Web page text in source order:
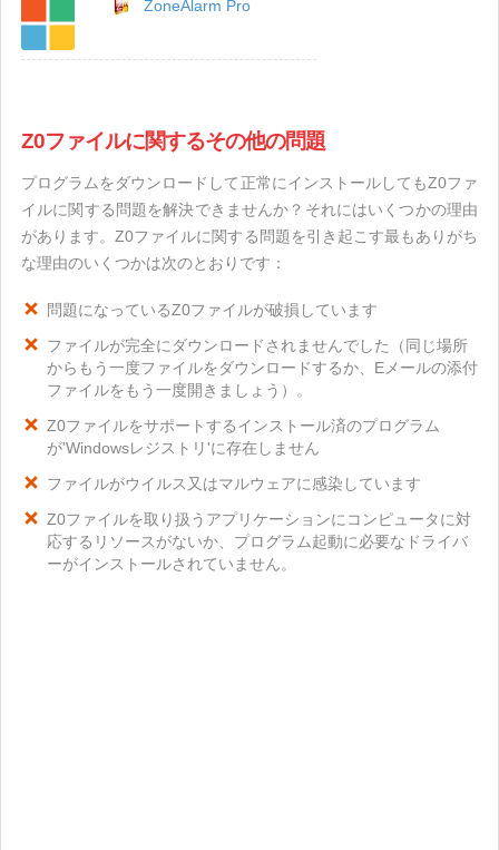
ZoneAlarm Pro
Z0ファイルに関するその他の問題
プログラムをダウンロードして正常にインストールしてもZ0ファ
イルに関する問題を解決できませんか？それにはいくつかの理由
があります。Z0ファイルに関する問題を引き起こす最もありがち
な理由のいくつかは次のとおりです：
問題になっているZ0ファイルが破損しています
ファイルが完全にダウンロードされませんでした（同じ場所
からもう一度ファイルをダウンロードするか、Eメールの添付
ファイルをもう一度開きましょう）。
Z0ファイルをサポートするインストール済のプログラム
が'Windowsレジストリ'に存在しません
ファイルがウイルス又はマルウェアに感染しています
Z0ファイルを取り扱うアプリケーションにコンピュータに対
応するリソースがないか、プログラム起動に必要なドライバ
ーがインストールされていません。